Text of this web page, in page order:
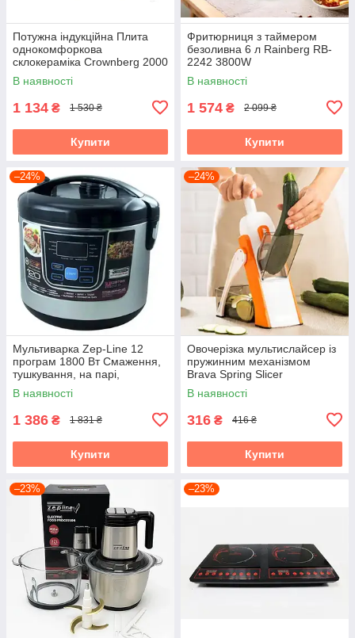
Потужна індукційна Плита
однокомфоркова
склокераміка Crownberg 2000
Вт
В наявності
1 134 ₴ 1 530 ₴
Купити
Фритюрниця з таймером
безоливна 6 л Rainberg RB-
2242 3800W
аерофритюрниця
В наявності
1 574 ₴ 2 099 ₴
Купити
–24%
Мультиварка Zep-Line 12
програм 1800 Вт Смаження,
тушкування, на парі,
йогуртниця
В наявності
1 386 ₴ 1 831 ₴
Купити
–24%
Овочерізка мультислайсер із
пружинним механізмом
Brava Spring Slicer
В наявності
316 ₴ 416 ₴
Купити
–23% –23%